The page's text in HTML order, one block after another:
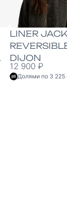
LINER
DIJON
12 900 ₽
Долями по 3 225